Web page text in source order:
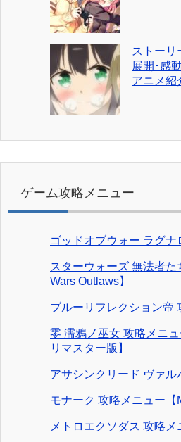
ストーリ
展開･感
アニメ紹
ゲーム攻略メニュー
ゴッドオブウォー ラグナ
スターウォーズ 無法者
Wars Outlaws】
ブルーリフレクション帝
零 濡鴉ノ巫女 攻略メニ
リマスター版】
アサシンクリード ヴァル
モナーク 攻略メニュー【
メトロエクソダス 攻略メ